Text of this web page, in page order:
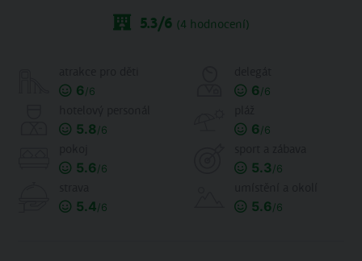
5.3/6 (4 hodnocení)
6/6 6/6
5.8/6 6/6
5.6/6 5.3/6
5.4/6 5.6/6